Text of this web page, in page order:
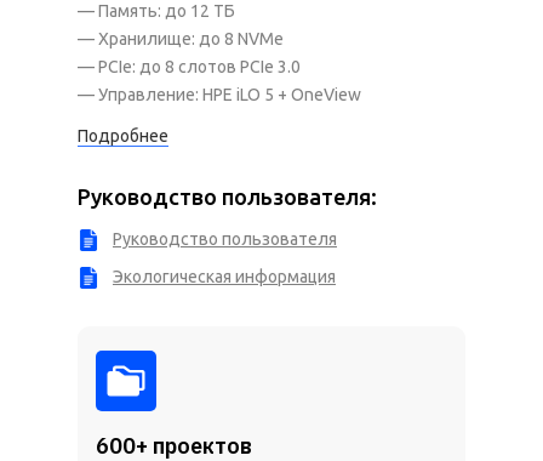
— Память: до 12 ТБ
— Хранилище: до 8 NVMe
— PCIe: до 8 слотов PCIe 3.0
— Управление: HPE iLO 5 + OneView
Руководство пользователя
Экологическая информация
Подробнее
Руководство пользователя:
600+ проектов